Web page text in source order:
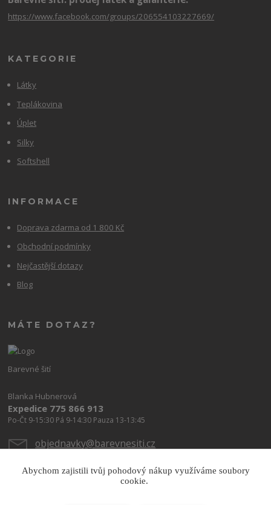
https://www.facebook.com/groups/206554103227669/
KATEGORIE
Látky
Teplákovina
Úplet
Silky
Softshell
INFORMACE
Doprava zdarma od 1 800 Kč
Obchodní podmínky
Nejčastější dotazy
Blog
MÁTE DOTAZ?
Barevné šití
Blanka Hubnerová
Expedice 775 866 913
Po-Čt 9-15:30 Pá 9-14:30 Pauza 13-13:45
objednavky@barevnesiti.cz
Abychom zajistili tvůj pohodový nákup využíváme soubory
cookie.